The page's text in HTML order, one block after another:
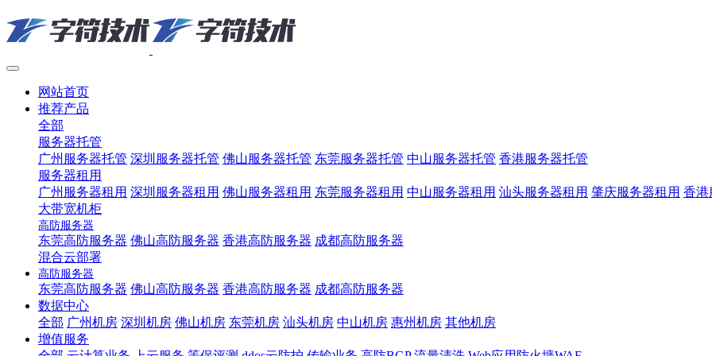
网站首页
推荐产品
全部
服务器托管
广州服务器托管 深圳服务器托管 佛山服务器托管 东莞服务器托管 中山服务器托管 香港服务器托管
服务器租用
广州服务器租用 深圳服务器租用 佛山服务器租用 东莞服务器租用 中山服务器租用 汕头服务器租用 肇庆服务器租用 香港
大带宽机柜
高防服务器
东莞高防服务器 佛山高防服务器 香港高防服务器 成都高防服务器
混合云部署
高防服务器
东莞高防服务器 佛山高防服务器 香港高防服务器 成都高防服务器
数据中心
全部 广州机房 深圳机房 佛山机房 东莞机房 汕头机房 中山机房 惠州机房 其他机房
增值服务